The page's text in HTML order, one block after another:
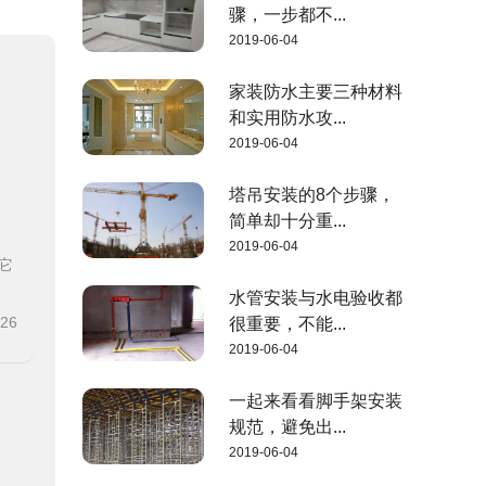
骤，一步都不...
2019-06-04
家装防水主要三种材料
和实用防水攻...
2019-06-04
塔吊安装的8个步骤，
简单却十分重...
2019-06-04
水管安装与水电验收都
很重要，不能...
2019-06-04
一起来看看脚手架安装
规范，避免出...
2019-06-04